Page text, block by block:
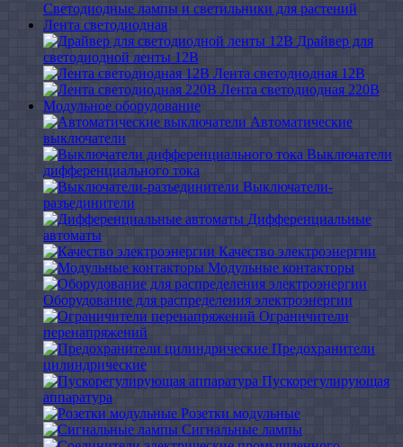
Светодиодные лампы и светильники для растений
Лента светодиодная
Драйвер для
светодиодной ленты 12В
Лента светодиодная 12В
Лента светодиодная 220В
Модульное оборудование
Автоматические
выключатели
Выключатели
дифференциального тока
Выключатели-
разъединители
Дифференциальные
автоматы
Качество электроэнергии
Модульные контакторы
Оборудование для распределения электроэнергии
Ограничители
перенапряжений
Предохранители
цилиндрические
Пускорегулирующая
аппаратура
Розетки модульные
Сигнальные лампы